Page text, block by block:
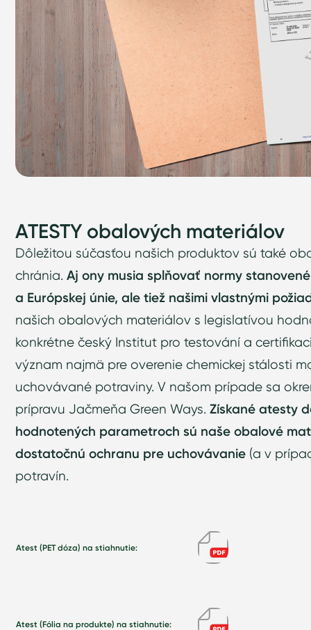
ATESTY obalových materiálov
Dôležitou súčasťou našich produktov sú také
chránia.Aj ony musia splňovať normy
a Európskej únie, ale tiež našimi vlastnými
našich obalových materiálov s legislatívou
konkrétne český Institut pro testování a
význam najmä pre overenie chemickej stálosti
uchovávané potraviny. V našom prípade sa
prípravu Jačmeňa Green Ways.Získané atesty
hodnotených parametroch sú naše obalové
dostatočnú ochranu pre uchovávanie (a v
potravín.
Atest (PET dóza) na stiahnutie:
Atest (Fólia na produkte) na stiahnutie: